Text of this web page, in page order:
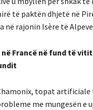
të paktën dhjetë në
në rajonin Isère të
Francë në fund të
topat artificiale
me mungesën e